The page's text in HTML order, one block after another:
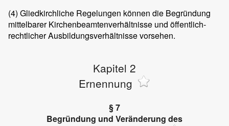
(4) Gliedkirchliche Regelungen können die Begründung
mittelbarer Kirchenbeamtenverhältnisse und öffentlich-
rechtlicher Ausbildungsverhältnisse vorsehen.
Kapitel 2
Ernennung
§ 7
Begründung und Veränderung des